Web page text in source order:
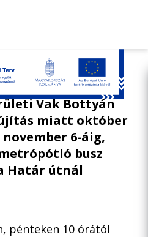
változások
Vak Bottyán
miatt október
6-áig,
busz
Határ útnál
pénteken 10 órától